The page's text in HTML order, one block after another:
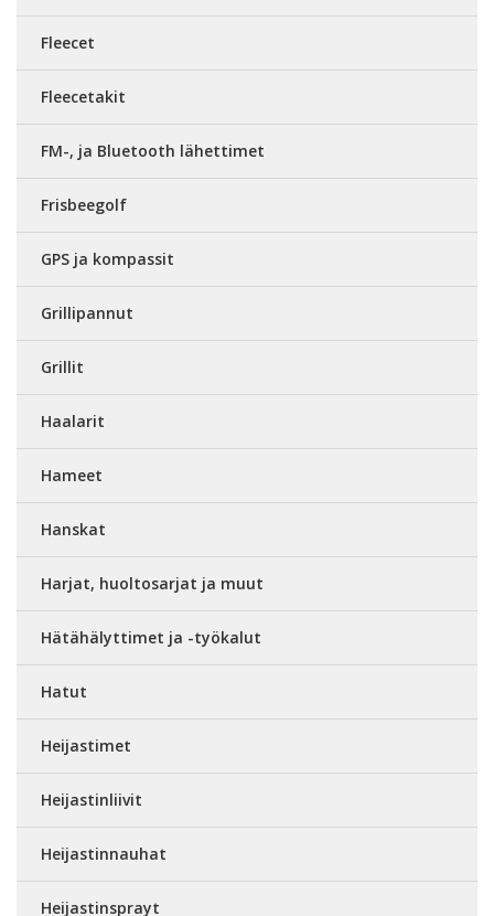
Fleecet
Fleecetakit
FM-, ja Bluetooth lähettimet
Frisbeegolf
GPS ja kompassit
Grillipannut
Grillit
Haalarit
Hameet
Hanskat
Harjat, huoltosarjat ja muut
Hätähälyttimet ja -työkalut
Hatut
Heijastimet
Heijastinliivit
Heijastinnauhat
Heijastinsprayt